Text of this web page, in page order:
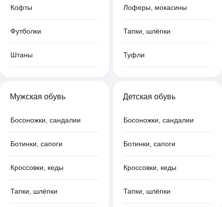
Кофты
Футболки
Штаны
Лоферы, мокасины
Тапки, шлёпки
Туфли
Мужская обувь
Босоножки, сандалии
Ботинки, сапоги
Кроссовки, кеды
Тапки, шлёпки
Детская обувь
Босоножки, сандалии
Ботинки, сапоги
Кроссовки, кеды
Тапки, шлёпки